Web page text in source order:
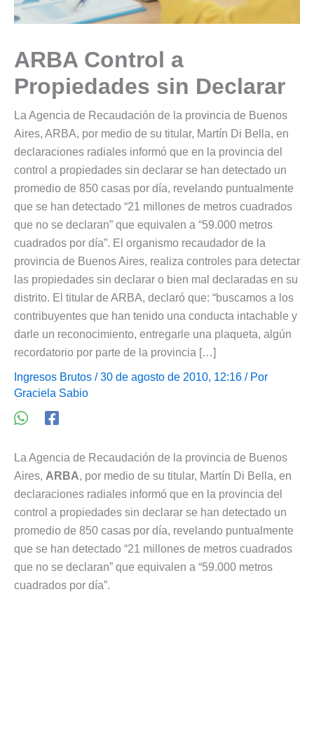
ARBA Control a
Propiedades sin Declarar
La Agencia de Recaudación de la provincia de Buenos
Aires, ARBA, por medio de su titular, Martín Di Bella, en
declaraciones radiales informó que en la provincia del
control a propiedades sin declarar se han detectado un
promedio de 850 casas por día, revelando puntualmente
que se han detectado “21 millones de metros cuadrados
que no se declaran” que equivalen a “59.000 metros
cuadrados por día”. El organismo recaudador de la
provincia de Buenos Aires, realiza controles para detectar
las propiedades sin declarar o bien mal declaradas en su
distrito. El titular de ARBA, declaró que: “buscamos a los
contribuyentes que han tenido una conducta intachable y
darle un reconocimiento, entregarle una plaqueta, algún
recordatorio por parte de la provincia […]
Ingresos Brutos / 30 de agosto de 2010, 12:16 / Por
Graciela Sabio
La Agencia de Recaudación de la provincia de Buenos
Aires, ARBA, por medio de su titular, Martín Di Bella, en
declaraciones radiales informó que en la provincia del
control a propiedades sin declarar se han detectado un
promedio de 850 casas por día, revelando puntualmente
que se han detectado “21 millones de metros cuadrados
que no se declaran” que equivalen a “59.000 metros
cuadrados por día”.